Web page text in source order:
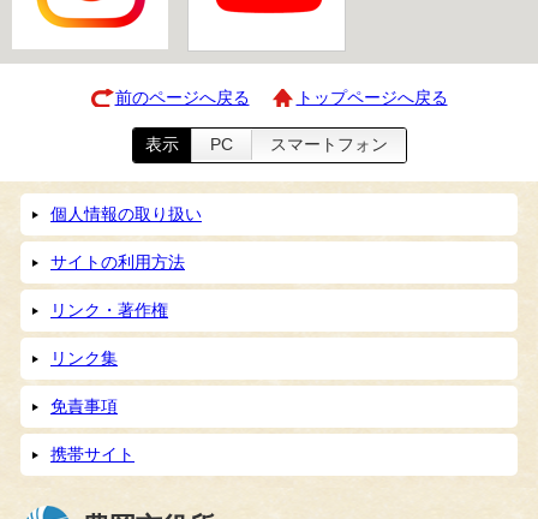
前のページへ戻る トップページへ戻る
表示 PC スマートフォン
個人情報の取り扱い
サイトの利用方法
リンク・著作権
リンク集
免責事項
携帯サイト